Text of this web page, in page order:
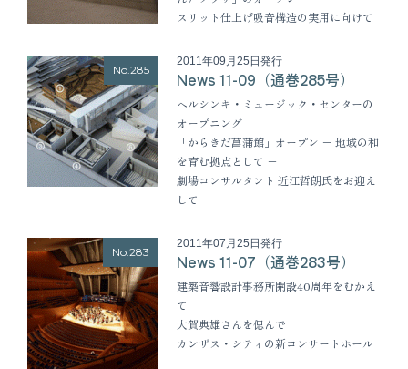
スリット仕上げ吸音構造の実用に向けて
No.285
2011年09月25日発行
News 11-09（通巻285号）
ヘルシンキ・ミュージック・センターの
オープニング
「からきだ菖蒲館」オープン − 地域の和
を育む拠点として −
劇場コンサルタント 近江哲朗氏をお迎え
して
No.283
2011年07月25日発行
News 11-07（通巻283号）
建築音響設計事務所開設40周年をむかえ
て
大賀典雄さんを偲んで
カンザス・シティの新コンサートホール